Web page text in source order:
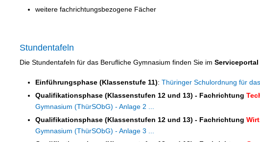
weitere fachrichtungsbezogene Fächer
Stundentafeln
Die Stundentafeln für das Berufliche Gymnasium finden Sie im
Einführungsphase (Klassenstufe 11): Thüringer Schulordnung für
Qualifikationsphase (Klassenstufen 12 und 13) - Fachrichtung
Gymnasium (ThürSObG) - Anlage 2 ...
Qualifikationsphase (Klassenstufen 12 und 13) - Fachrichtung
Gymnasium (ThürSObG) - Anlage 3 ...